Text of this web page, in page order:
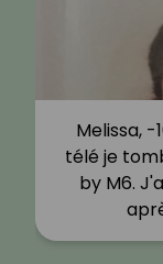
Lucile, -11
années